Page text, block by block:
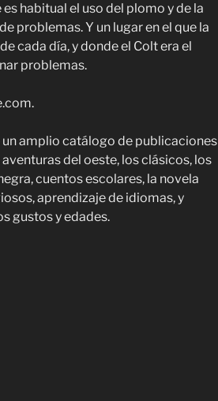
habitual el uso del plomo y de la
problemas. Y un lugar en el que la
cada día, y donde el Colt era el
problemas.
amplio catálogo de publicaciones
del oeste, los clásicos, los
cuentos escolares, la novela
aprendizaje de idiomas, y
gustos y edades.